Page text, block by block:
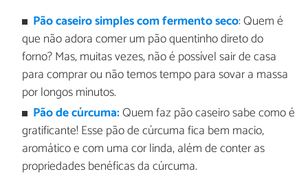
Pão caseiro simples com fermento seco: Quem é
que não adora comer um pão quentinho direto do
forno? Mas, muitas vezes, não é possível sair de casa
para comprar ou não temos tempo para sovar a massa
por longos minutos.
Pão de cúrcuma:Quem faz pão caseiro sabe como é
gratificante! Esse pão de cúrcuma fica bem macio,
aromático e com uma cor linda, além de conter as
propriedades benéficas da cúrcuma.